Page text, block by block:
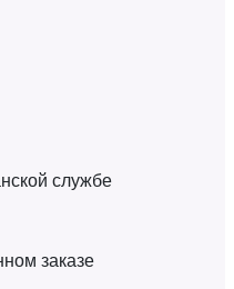
службе
заказе